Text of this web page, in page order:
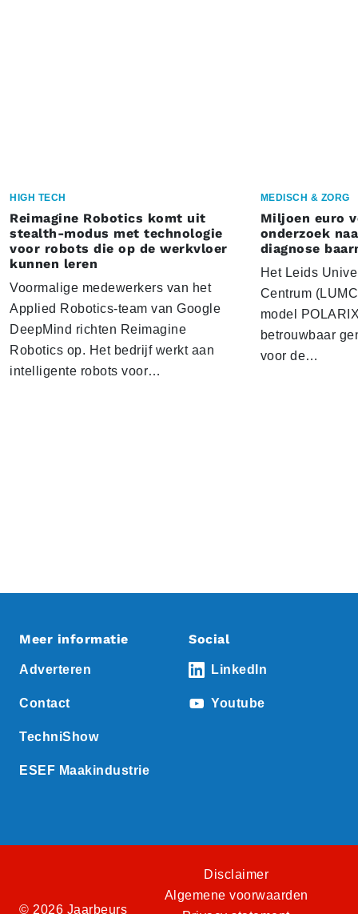
HIGH TECH
Reimagine Robotics komt uit
stealth-modus met technologie
voor robots die op de werkvloer
kunnen leren
Voormalige medewerkers van het
Applied Robotics-team van Google
DeepMind richten Reimagine
Robotics op. Het bedrijf werkt aan
intelligente robots voor…
MEDISCH & ZORG
Miljoen euro
onderzoek
diagnose
Het Leids
Centrum
model
betrouwbaar
voor de…
Meer informatie
Adverteren
Contact
TechniShow
ESEF Maakindustrie
Social
LinkedIn
Youtube
© 2026 Jaarbeurs
Disclaimer
Algemene voorwaarden